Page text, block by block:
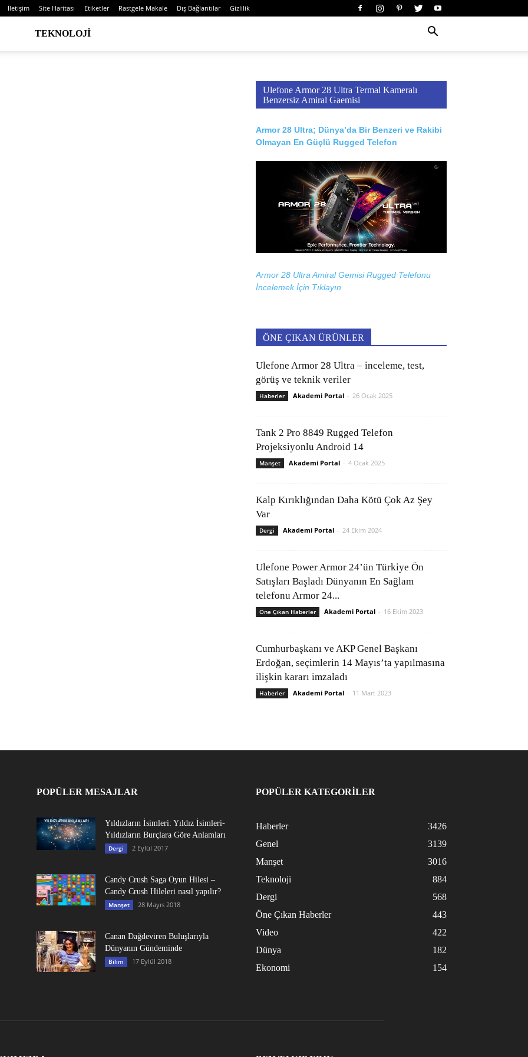
İletişim Site Haritası Etiketler Rastgele Makale Dış Bağlantılar Gizlilik
TEKNOLOJI
Ulefone Armor 28 Ultra Termal Kameralı
Benzersiz Amiral Gaemisi
Armor 28 Ultra; Dünya’da Bir Benzeri ve Rakibi
Olmayan En Güçlü Rugged Telefon
Armor 28 Ultra Amiral Gemisi Rugged Telefonu
İncelemek İçin Tıklayın
ÖNE ÇIKAN ÜRÜNLER
Ulefone Armor 28 Ultra – inceleme, test,
görüş ve teknik veriler
Haberler Akademi Portal - 26 Ocak 2025
Tank 2 Pro 8849 Rugged Telefon
Projeksiyonlu Android 14
Manşet Akademi Portal - 4 Ocak 2025
Kalp Kırıklığından Daha Kötü Çok Az Şey
Var
Dergi Akademi Portal - 24 Ekim 2024
Ulefone Power Armor 24’ün Türkiye Ön
Satışları Başladı Dünyanın En Sağlam
telefonu Armor 24...
Öne Çıkan Haberler Akademi Portal - 16 Ekim 2023
Cumhurbaşkanı ve AKP Genel Başkanı
Erdoğan, seçimlerin 14 Mayıs’ta yapılmasına
ilişkin kararı imzaladı
Haberler Akademi Portal - 11 Mart 2023
POPÜLER MESAJLAR
Yıldızların İsimleri: Yıldız İsimleri-
Yıldızların Burçlara Göre Anlamları
Dergi 2 Eylül 2017
Candy Crush Saga Oyun Hilesi –
Candy Crush Hileleri nasıl yapılır?
Manşet 28 Mayıs 2018
Canan Dağdeviren Buluşlarıyla
Dünyanın Gündeminde
Bilim 17 Eylül 2018
POPÜLER KATEGORİLER
Haberler
3426
Genel
3139
Manşet
3016
Teknoloji
884
Dergi
568
Öne Çıkan Haberler
443
Video
422
Dünya
182
Ekonomi
154